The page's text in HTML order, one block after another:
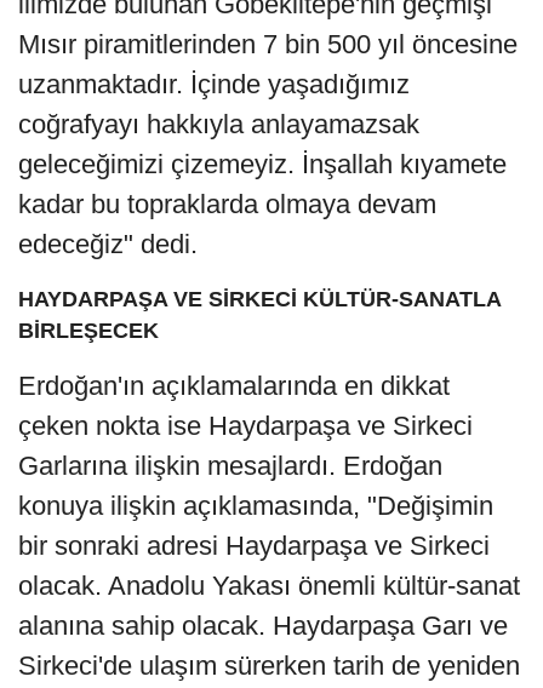
Mısır piramitlerinden 7 bin 500 yıl öncesine
uzanmaktadır. İçinde yaşadığımız
coğrafyayı hakkıyla anlayamazsak
geleceğimizi çizemeyiz. İnşallah kıyamete
kadar bu topraklarda olmaya devam
edeceğiz" dedi.
HAYDARPAŞA VE SİRKECİ KÜLTÜR-SANATLA
BİRLEŞECEK
Erdoğan'ın açıklamalarında en dikkat
çeken nokta ise Haydarpaşa ve Sirkeci
Garlarına ilişkin mesajlardı. Erdoğan
konuya ilişkin açıklamasında, "Değişimin
bir sonraki adresi Haydarpaşa ve Sirkeci
olacak. Anadolu Yakası önemli kültür-sanat
alanına sahip olacak. Haydarpaşa Garı ve
Sirkeci'de ulaşım sürerken tarih de yeniden